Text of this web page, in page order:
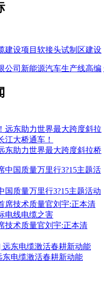
建设项目软接头试制区建设
公司新能源汽车生产线高编
东助力世界最大跨度斜拉桥
国质量万里行3?15主题活动
技术质量官刘宇:正本清
东电缆激活春耕新动能